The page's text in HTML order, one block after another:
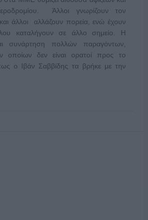
Άλλοι γνωρίζουν τον
άλλοι αλλάζουν πορεία, ενώ έχουν
καταλήγουν σε άλλο σημείο. Η
συνάρτηση πολλών παραγόντων,
οποίων δεν είναι ορατοί προς το
ο Ιβάν Σαββίδης τα βρήκε με την